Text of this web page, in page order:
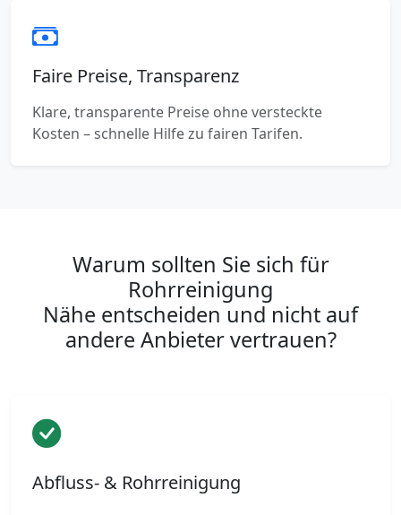
Faire Preise, Transparenz
Klare, transparente Preise ohne versteckte
Kosten – schnelle Hilfe zu fairen Tarifen.
Warum sollten Sie sich für
Rohrreinigung
Nähe entscheiden und nicht auf
andere Anbieter vertrauen?
Abfluss- & Rohrreinigung